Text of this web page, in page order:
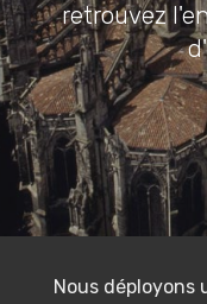
retrouvez
Nous déployons